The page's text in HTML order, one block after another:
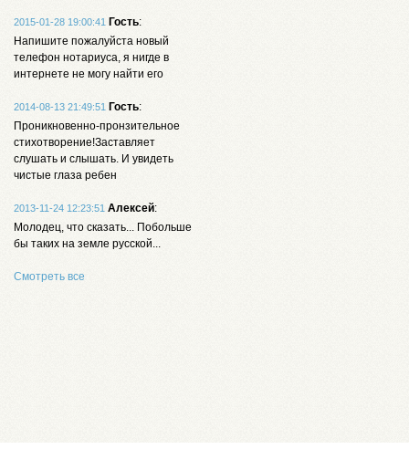
2015-01-28 19:00:41 Гость:
Напишите пожалуйста новый
телефон нотариуса, я нигде в
интернете не могу найти его
2014-08-13 21:49:51 Гость:
Проникновенно-пронзительное
стихотворение!Заставляет
слушать и слышать. И увидеть
чистые глаза ребен
2013-11-24 12:23:51 Алексей:
Молодец, что сказать... Побольше
бы таких на земле русской...
Смотреть все